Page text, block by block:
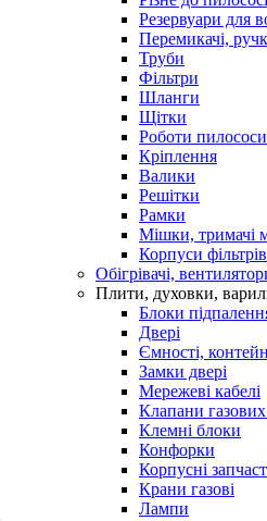
Резервуари для
Перемикачі,
Труби
Фільтри
Шланги
Щітки
Роботи пилососи
Кріплення
Валики
Решітки
Рамки
Мішки, тримачі
Корпуси фільтрів
Обігрівачі,
Плити, духовки,
Блоки
Двері
Ємності,
Замки двері
Мережеві кабелі
Клапани газових
Клемні блоки
Конфорки
Корпусні
Крани газові
Лампи